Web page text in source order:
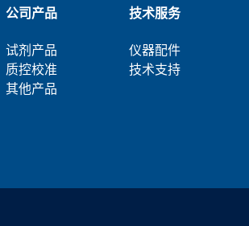
公司产品
试剂产品
质控校准
其他产品
技术服务
仪器配件
技术支持